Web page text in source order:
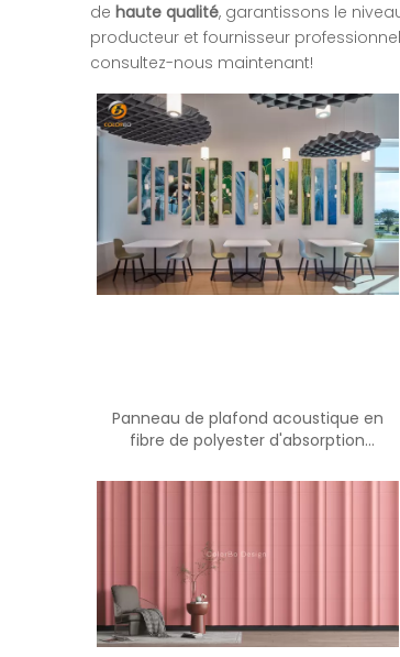
de haute qualité, garantissons le
producteur et fournisseur
consultez-nous maintenant!
Panneau de plafond acoustique en
fibre de polyester d'absorption